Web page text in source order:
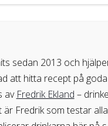
sedan 2013 och
att hitta recept på
av Fredrik Ekland –
Fredrik som testar